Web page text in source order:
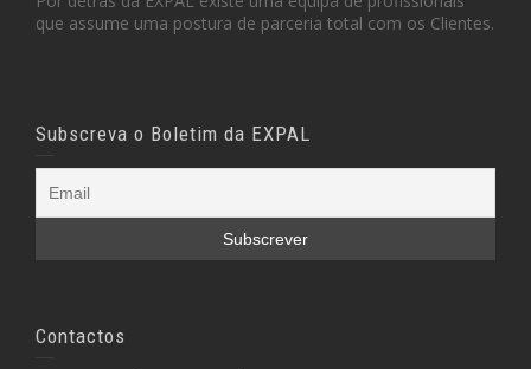
que assume uma postura de parceria total com os Clientes.
Subscreva o Boletim da EXPAL
Contactos